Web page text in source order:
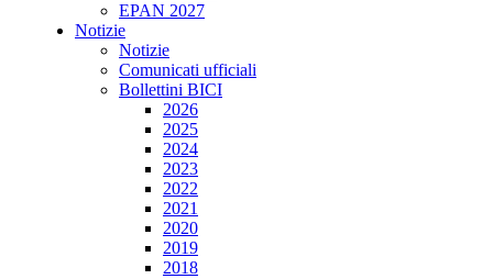
EPAN 2027
Notizie
Notizie
Comunicati ufficiali
Bollettini BICI
2026
2025
2024
2023
2022
2021
2020
2019
2018